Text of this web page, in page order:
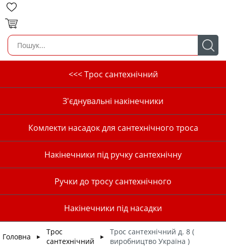
<<< Трос сантехнічний
З'єднувальні накінечники
Комлекти насадок для сантехнічного троса
Накінечники під ручку сантехнічну
Ручки до тросу сантехнічного
Накінечники під насадки
Головна ►
Трос
сантехнічний
►
Трос сантехнічний д. 8 (
виробництво Україна )